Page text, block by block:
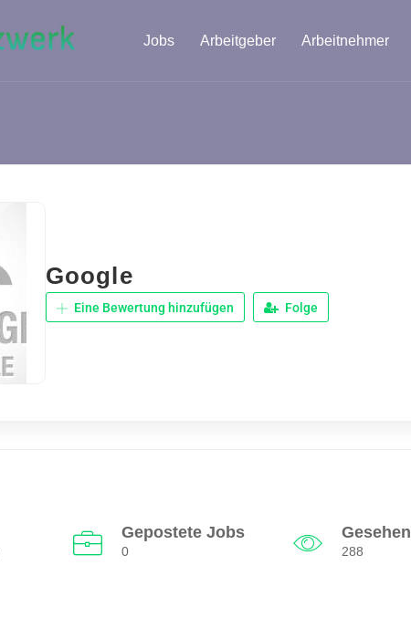
Jobs Arbeitgeber Arbeitnehmer
Google
Eine Bewertung hinzufügen Folge
Gepostete Jobs
0
Gesehen
288